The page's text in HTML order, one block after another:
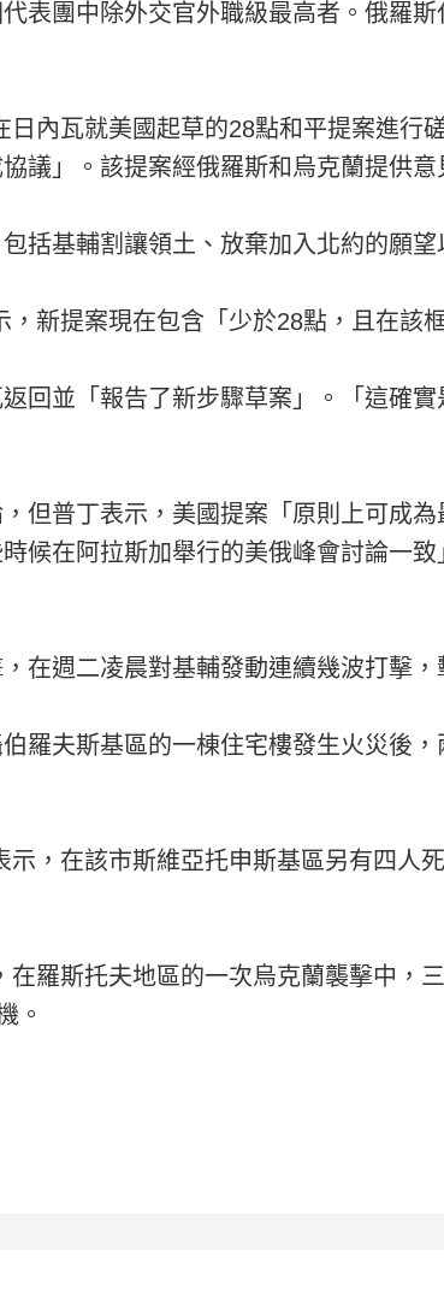
表團中除外交官外職級最高者。俄羅
內瓦就美國起草的28點和平提案進行
議」。該提案經俄羅斯和烏克蘭提供意
括基輔割讓領土、放棄加入北約的願望
新提案現在包含「少於28點，且在該
回並「報告了新步驟草案」。「這確
但普丁表示，美國提案「原則上可成
候在阿拉斯加舉行的美俄峰會討論一
在週二凌晨對基輔發動連續幾波打擊，
羅夫斯基區的一棟住宅樓發生火災後
，在該市斯維亞托申斯基區另有四人
羅斯托夫地區的一次烏克蘭襲擊中，
。